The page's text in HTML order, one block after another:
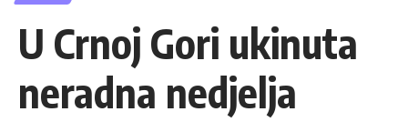
U Crnoj Gori ukinuta
neradna nedjelja